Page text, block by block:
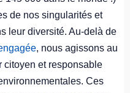
de nos singularités et
leur diversité. Au-delà de
, nous agissons au
citoyen et responsable
Ces